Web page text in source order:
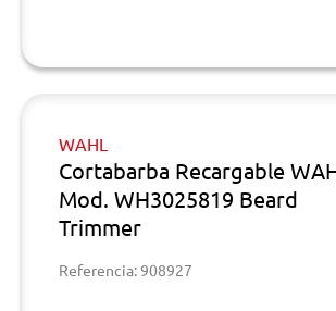
WAHL
Cortabarba Recargable
Mod. WH3025819 Beard
Trimmer
Referencia: 908927